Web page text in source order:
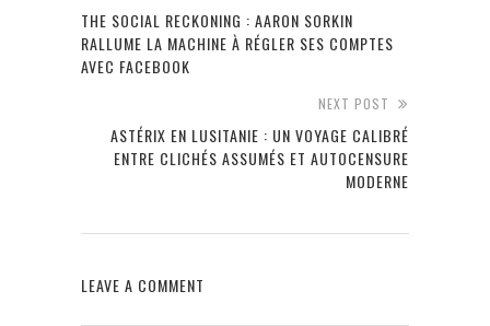
THE SOCIAL RECKONING : AARON SORKIN
RALLUME LA MACHINE À RÉGLER SES COMPTES
AVEC FACEBOOK
NEXT POST
ASTÉRIX EN LUSITANIE : UN VOYAGE CALIBRÉ
ENTRE CLICHÉS ASSUMÉS ET AUTOCENSURE
MODERNE
LEAVE A COMMENT